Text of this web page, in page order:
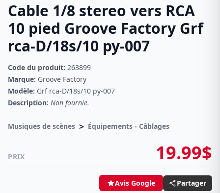
Cable 1/8 stereo vers RCA
10 pied Groove Factory Grf
rca-D/18s/10 py-007
Code du produit: 263899
Marque: Groove Factory
Modèle: Grf rca-D/18s/10 py-007
Description: Non fournie.
Musiques de scènes > Équipements - Câblages
PRIX 19.99$
Avis Google Partager